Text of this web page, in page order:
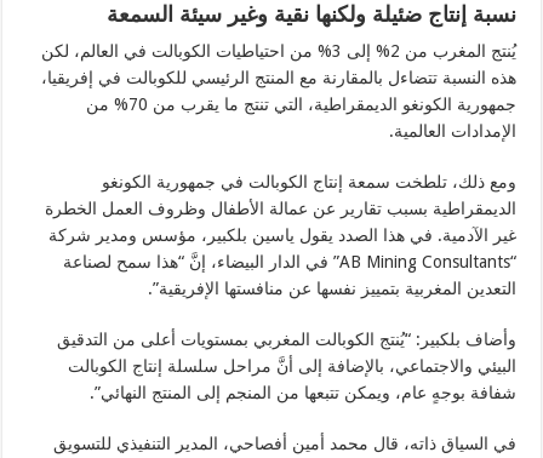
نسبة إنتاج ضئيلة ولكنها نقية وغير سيئة السمعة
يُنتج المغرب من 2% إلى 3% من احتياطيات الكوبالت في العالم، لكن
هذه النسبة تتضاءل بالمقارنة مع المنتج الرئيسي للكوبالت في إفريقيا،
جمهورية الكونغو الديمقراطية، التي تنتج ما يقرب من 70% من
الإمدادات العالمية.
ومع ذلك، تلطخت سمعة إنتاج الكوبالت في جمهورية الكونغو
الديمقراطية بسبب تقارير عن عمالة الأطفال وظروف العمل الخطرة
غير الآدمية. في هذا الصدد يقول ياسين بلكبير، مؤسس ومدير شركة
“AB Mining Consultants” في الدار البيضاء، إنَّ “هذا سمح لصناعة
التعدين المغربية بتمييز نفسها عن منافستها الإفريقية”.
وأضاف بلكبير: “يُنتج الكوبالت المغربي بمستويات أعلى من التدقيق
البيئي والاجتماعي، بالإضافة إلى أنَّ مراحل سلسلة إنتاج الكوبالت
شفافة بوجهٍ عام، ويمكن تتبعها من المنجم إلى المنتج النهائي”.
في السياق ذاته، قال محمد أمين أفصاحي، المدير التنفيذي للتسويق